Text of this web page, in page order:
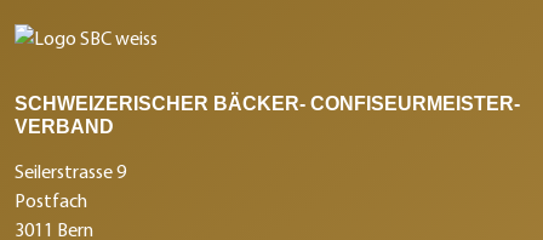
SCHWEIZERISCHER BÄCKER- CONFISEURMEISTER-
VERBAND
Seilerstrasse 9
Postfach
3011 Bern